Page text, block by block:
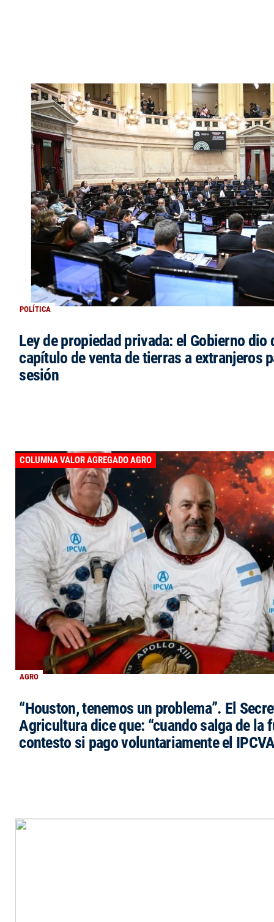
POLÍTICA
Ley de propiedad privada: el Gobierno dio
capítulo de venta de tierras a extranjeros
sesión
AGRO
COLUMNA VALOR AGREGADO AGRO
“Houston, tenemos un problema”. El
Agricultura dice que: “cuando salga de la
contesto si pago voluntariamente el